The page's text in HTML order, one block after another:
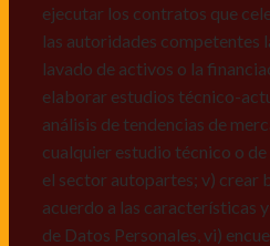
Declaro que puedo acceder
de datos personales de Derco
dirección
manifiesto que he sido
a conocer, actualizar,
prueba: i) de autorización y ii)
quejas y/o reclamos en
atención:
ejecutar los contratos que
las autoridades competentes
lavado de activos o la
elaborar estudios técnico-
análisis de tendencias de
cualquier estudio técnico o
el sector autopartes; v) crear
acuerdo a las características
de Datos Personales, vi)